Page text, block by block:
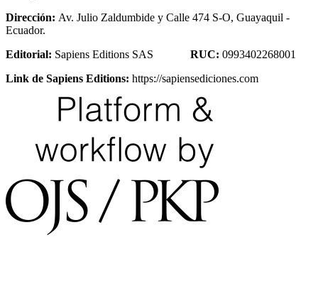
Dirección: Av. Julio Zaldumbide y Calle 474 S-O, Guayaquil -
Ecuador.
Editorial: Sapiens Editions SAS RUC: 0993402268001
Link de Sapiens Editions: https://sapiensediciones.com